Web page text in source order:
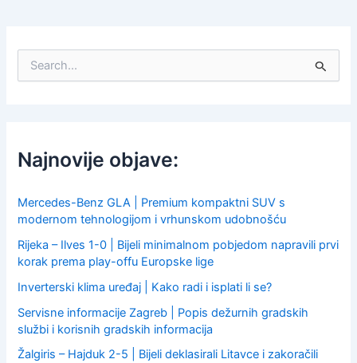
f
o
:
Najnovije objave:
Mercedes-Benz GLA | Premium kompaktni SUV s
modernom tehnologijom i vrhunskom udobnošću
Rijeka – Ilves 1-0 | Bijeli minimalnom pobjedom napravili prvi
korak prema play-offu Europske lige
Inverterski klima uređaj | Kako radi i isplati li se?
Servisne informacije Zagreb | Popis dežurnih gradskih
službi i korisnih gradskih informacija
Žalgiris – Hajduk 2-5 | Bijeli deklasirali Litavce i zakoračili